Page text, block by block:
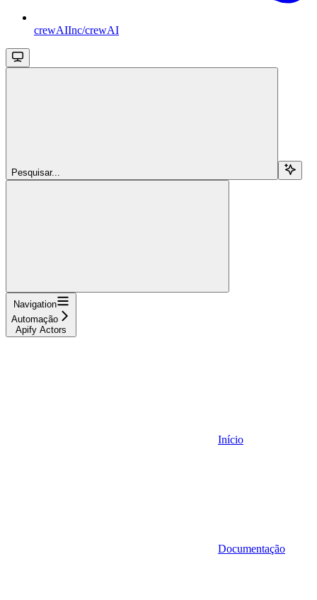
crewAIInc/crewAI
Pesquisar...
Navigation
Automação
Apify Actors
Início
Documentação